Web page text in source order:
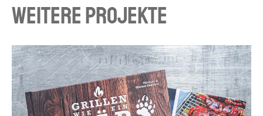
WEITERE PROJEKTE